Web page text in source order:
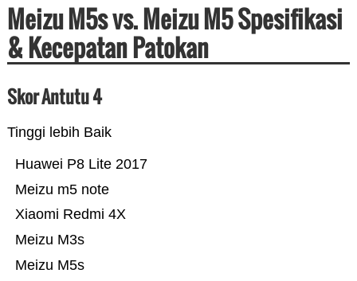
Meizu M5s vs. Meizu M5 Spesifikasi
& Kecepatan Patokan
Skor Antutu 4
Tinggi lebih Baik
Meizu M5s
Meizu M3s
Xiaomi Redmi 4X
Meizu m5 note
Huawei P8 Lite 2017